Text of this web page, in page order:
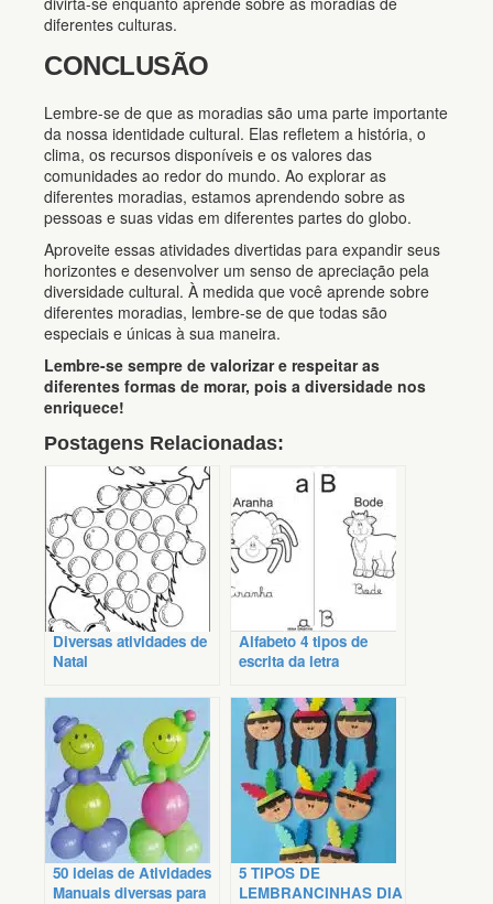
diferentes culturas.
CONCLUSÃO
Lembre-se de que as moradias são uma parte importante
da nossa identidade cultural. Elas refletem a história, o
clima, os recursos disponíveis e os valores das
comunidades ao redor do mundo. Ao explorar as
diferentes moradias, estamos aprendendo sobre as
pessoas e suas vidas em diferentes partes do globo.
Aproveite essas atividades divertidas para expandir seus
horizontes e desenvolver um senso de apreciação pela
diversidade cultural. À medida que você aprende sobre
diferentes moradias, lembre-se de que todas são
especiais e únicas à sua maneira.
Lembre-se sempre de valorizar e respeitar as
diferentes formas de morar, pois a diversidade nos
enriquece!
Postagens Relacionadas:
Diversas atividades de
Natal
Alfabeto 4 tipos de
escrita da letra
50 ideias de Atividades
Manuais diversas para
5 TIPOS DE
LEMBRANCINHAS DIA